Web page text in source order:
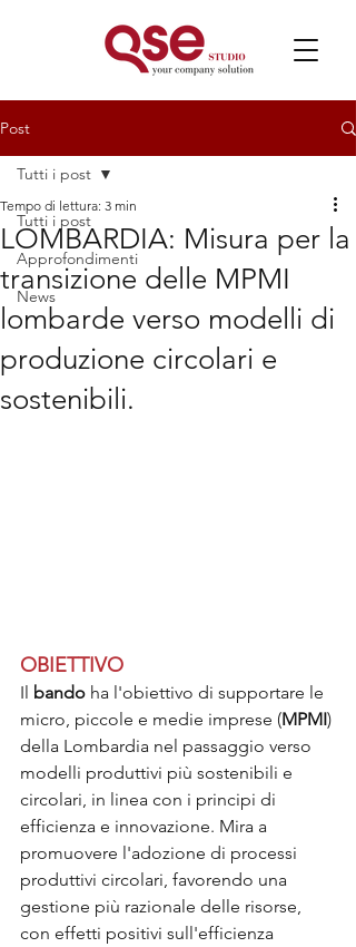
Post
Tutti i post
Approfondimenti
News
Tutti i post
LOMBARDIA: Misura per la
transizione delle MPMI
lombarde verso modelli di
produzione circolari e
sostenibili.
Tempo di lettura: 3 min
OBIETTIVO
Il bando ha l'obiettivo di supportare le
micro, piccole e medie imprese (MPMI)
della Lombardia nel passaggio verso
modelli produttivi più sostenibili e
circolari, in linea con i principi di
efficienza e innovazione. Mira a
promuovere l'adozione di processi
produttivi circolari, favorendo una
gestione più razionale delle risorse,
con effetti positivi sull'efficienza